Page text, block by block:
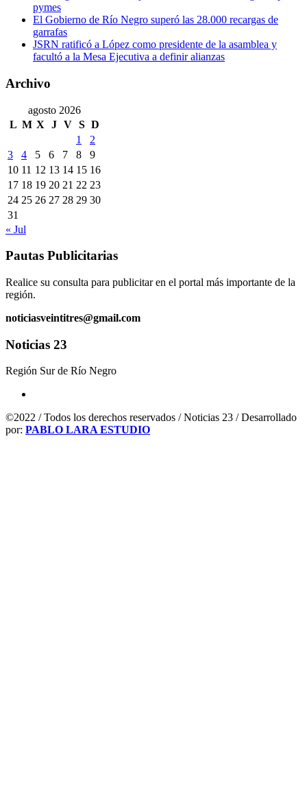
pymes
El Gobierno de Río Negro superó las 28.000 recargas de
garrafas
JSRN ratificó a López como presidente de la asamblea y
facultó a la Mesa Ejecutiva a definir alianzas
Archivo
agosto 2026
L M X J V S D
1
2
3
4 5 6 7 8
9
10 11 12 13 14 15 16
17 18 19 20 21 22 23
24 25 26 27 28 29 30
31
« Jul
Pautas Publicitarias
Realice su consulta para publicitar en el portal más importante de la
región.
noticiasveintitres@gmail.com
Noticias 23
Región Sur de Río Negro
©2022 / Todos los derechos reservados / Noticias 23 / Desarrollado
por: PABLO LARA ESTUDIO